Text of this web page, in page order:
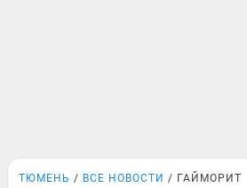
ТЮМЕНЬ ВСЕ НОВОСТИ ГАЙМОРИТ